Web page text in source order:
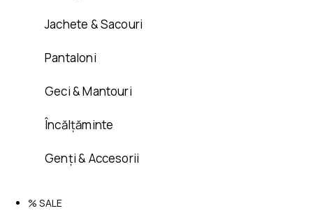
Jachete & Sacouri
Pantaloni
Geci & Mantouri
Încălțăminte
Genți & Accesorii
% SALE